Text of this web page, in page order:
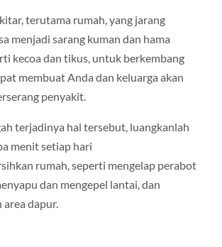
terutama rumah, yang jarang
menjadi sarang kuman dan hama
kecoa dan tikus, untuk berkembang
membuat Anda dan keluarga akan
penyakit.
terjadinya hal tersebut, luangkanlah
menit setiap hari
rumah, seperti mengelap perabot
dan mengepel lantai, dan
area dapur.